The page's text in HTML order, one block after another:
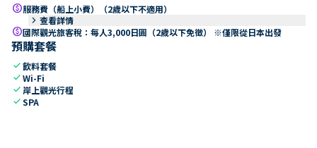
paid服務費（船上小費）（2歲以下不適用）
keyboard_arrow_right 查看詳情
paid國際觀光旅客稅：每人3,000日圓（2歲以下免徵） ※僅限從日本出發
預購套餐
check飲料套餐
checkWi-Fi
check 岸上觀光行程
checkSPA